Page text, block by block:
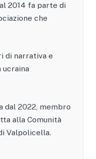
2014 fa parte di
che
di narrativa e
dal 2022, membro
alla Comunità
Valpolicella.